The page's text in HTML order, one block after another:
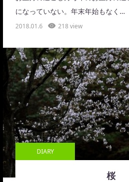
になっていない。年末年始もなく…
2018.01.6 218 view
DIARY
桜